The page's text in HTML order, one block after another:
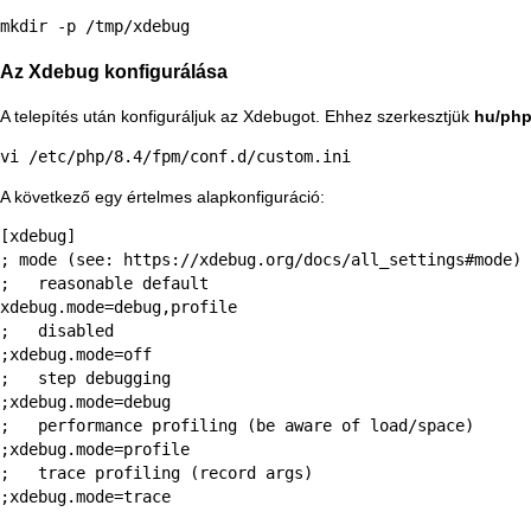
mkdir -p /tmp/xdebug
Az Xdebug konfigurálása
A telepítés után konfiguráljuk az Xdebugot. Ehhez szerkesztjük hu/
vi /etc/php/8.4/fpm/conf.d/custom.ini
A következő egy értelmes alapkonfiguráció:
[xdebug]
; mode (see: https://xdebug.org/docs/all_settings#mode)
;   reasonable default
xdebug.mode=debug,profile
;   disabled
;xdebug.mode=off
;   step debugging
;xdebug.mode=debug
;   performance profiling (be aware of load/space)
;xdebug.mode=profile
;   trace profiling (record args)
;xdebug.mode=trace